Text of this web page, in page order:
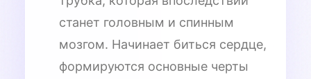
станет головным и спинным
мозгом. Начинает биться сердце,
формируются основные черты